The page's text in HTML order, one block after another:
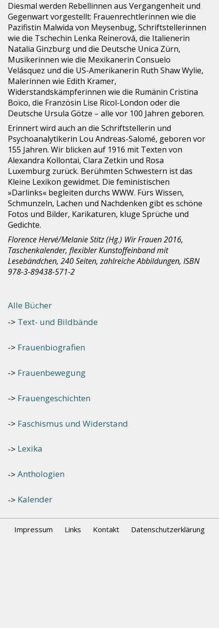
Diesmal werden Rebellinnen aus Vergangenheit und
Gegenwart vorgestellt: Frauenrechtlerinnen wie die
Pazifistin Malwida von Meysenbug, Schriftstellerinnen
wie die Tschechin Lenka Reinerová, die Italienerin
Natalia Ginzburg und die Deutsche Unica Zürn,
Musikerinnen wie die Mexikanerin Consuelo
Velásquez und die US-Amerikanerin Ruth Shaw Wylie,
Malerinnen wie Edith Kramer,
Widerstandskämpferinnen wie die Rumänin Cristina
Boïco, die Französin Lise Ricol-London oder die
Deutsche Ursula Götze – alle vor 100 Jahren geboren.
Erinnert wird auch an die Schriftstellerin und
Psychoanalytikerin Lou Andreas-Salomé, geboren vor
155 Jahren. Wir blicken auf 1916 mit Texten von
Alexandra Kollontai, Clara Zetkin und Rosa
Luxemburg zurück. Berühmten Schwestern ist das
Kleine Lexikon gewidmet. Die feministischen
»Darlinks« begleiten durchs WWW. Fürs Wissen,
Schmunzeln, Lachen und Nachdenken gibt es schöne
Fotos und Bilder, Karikaturen, kluge Sprüche und
Gedichte.
Florence Hervé/Melanie Stitz (Hg.) Wir Frauen 2016,
Taschenkalender, flexibler Kunstoffeinband mit
Lesebändchen, 240 Seiten, zahlreiche Abbildungen, ISBN
978-3-89438-571-2
Alle Bücher
Text- und Bildbände
Frauenbiografien
Frauenbewegung
Frauengeschichten
Faschismus und Widerstand
Lexika
Anthologien
Kalender
Impressum Links Kontakt Datenschutzerklärung